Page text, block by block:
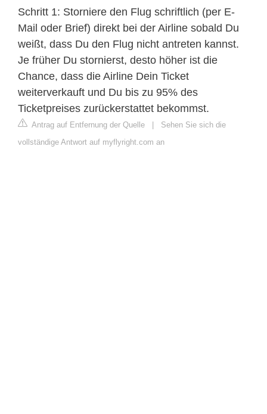
Schritt 1: Storniere den Flug schriftlich (per E-
Mail oder Brief) direkt bei der Airline sobald Du
weißt, dass Du den Flug nicht antreten kannst.
Je früher Du stornierst, desto höher ist die
Chance, dass die Airline Dein Ticket
weiterverkauft und Du bis zu 95% des
Ticketpreises zurückerstattet bekommst.
Antrag auf Entfernung der Quelle | Sehen Sie sich die
vollständige Antwort auf myflyright.com an